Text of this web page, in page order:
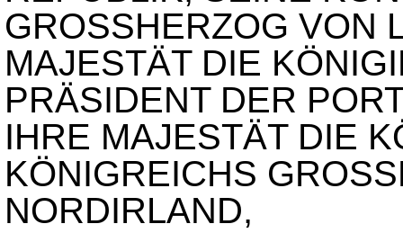
GROSSHERZOG VON
MAJESTÄT DIE
PRÄSIDENT DER
IHRE MAJESTÄT DIE
KÖNIGREICHS
NORDIRLAND,